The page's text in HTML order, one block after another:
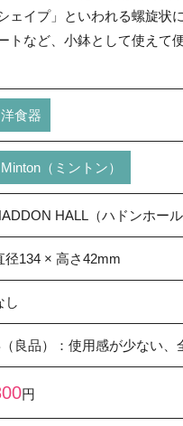
ェイプ」といわれる螺旋状
トなど、小鉢として使えて
洋食器
Minton（ミントン）
HALL（ハドンホール
径134 × 高さ42mm
し
良品）：使用感が少ない、
円